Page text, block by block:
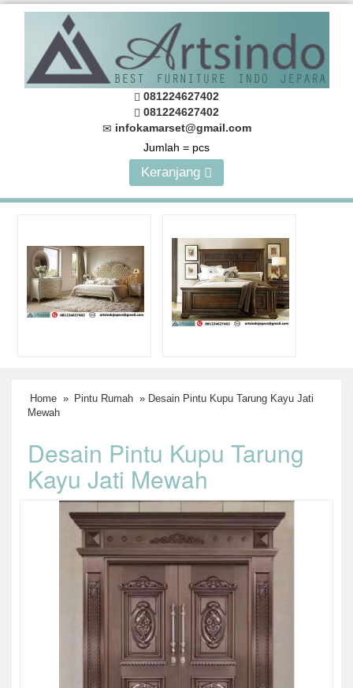
081224627402
081224627402
infokamarset@gmail.com
Jumlah = pcs
Keranjang
Home » Pintu Rumah » Desain Pintu Kupu Tarung Kayu Jati
Mewah
Desain Pintu Kupu Tarung
Kayu Jati Mewah